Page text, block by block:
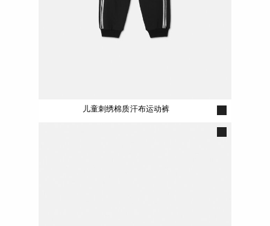
儿童刺绣棉质汗布运动裤